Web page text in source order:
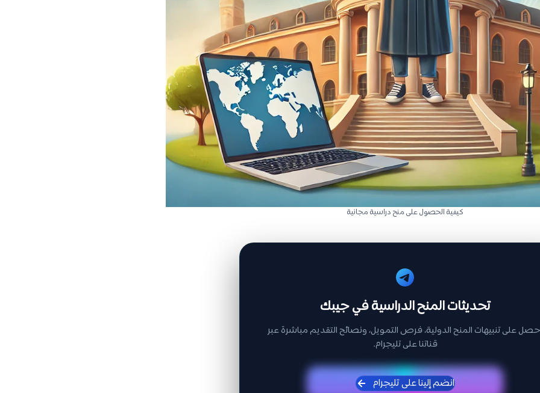
كيفية الحصول على منح دراسية مجانية
تحديثات المنح الدراسية في جيبك
على تنبيهات المنح الدولية، فرص التمويل، ونصائح التقديم مباشرة عبر
قناتنا على تليجرام.
انضم إلينا على تليجرام